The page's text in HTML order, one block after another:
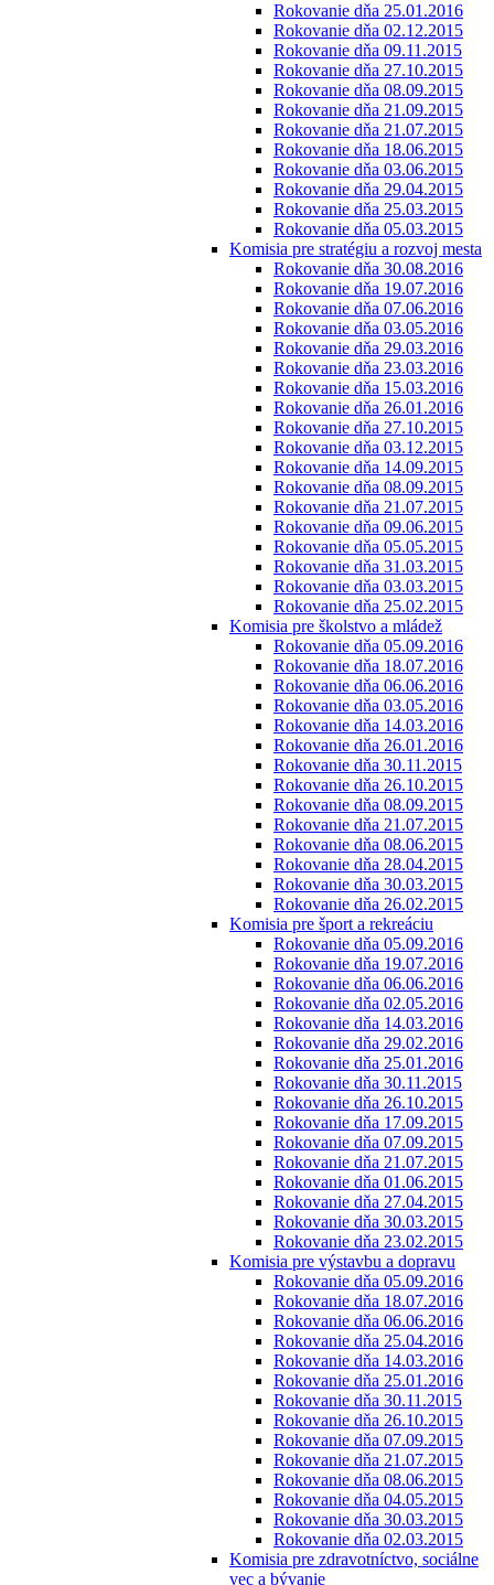
Rokovanie dňa 25.01.2016
Rokovanie dňa 02.12.2015
Rokovanie dňa 09.11.2015
Rokovanie dňa 27.10.2015
Rokovanie dňa 08.09.2015
Rokovanie dňa 21.09.2015
Rokovanie dňa 21.07.2015
Rokovanie dňa 18.06.2015
Rokovanie dňa 03.06.2015
Rokovanie dňa 29.04.2015
Rokovanie dňa 25.03.2015
Rokovanie dňa 05.03.2015
Komisia pre stratégiu a rozvoj mesta
Rokovanie dňa 30.08.2016
Rokovanie dňa 19.07.2016
Rokovanie dňa 07.06.2016
Rokovanie dňa 03.05.2016
Rokovanie dňa 29.03.2016
Rokovanie dňa 23.03.2016
Rokovanie dňa 15.03.2016
Rokovanie dňa 26.01.2016
Rokovanie dňa 27.10.2015
Rokovanie dňa 03.12.2015
Rokovanie dňa 14.09.2015
Rokovanie dňa 08.09.2015
Rokovanie dňa 21.07.2015
Rokovanie dňa 09.06.2015
Rokovanie dňa 05.05.2015
Rokovanie dňa 31.03.2015
Rokovanie dňa 03.03.2015
Rokovanie dňa 25.02.2015
Komisia pre školstvo a mládež
Rokovanie dňa 05.09.2016
Rokovanie dňa 18.07.2016
Rokovanie dňa 06.06.2016
Rokovanie dňa 03.05.2016
Rokovanie dňa 14.03.2016
Rokovanie dňa 26.01.2016
Rokovanie dňa 30.11.2015
Rokovanie dňa 26.10.2015
Rokovanie dňa 08.09.2015
Rokovanie dňa 21.07.2015
Rokovanie dňa 08.06.2015
Rokovanie dňa 28.04.2015
Rokovanie dňa 30.03.2015
Rokovanie dňa 26.02.2015
Komisia pre šport a rekreáciu
Rokovanie dňa 05.09.2016
Rokovanie dňa 19.07.2016
Rokovanie dňa 06.06.2016
Rokovanie dňa 02.05.2016
Rokovanie dňa 14.03.2016
Rokovanie dňa 29.02.2016
Rokovanie dňa 25.01.2016
Rokovanie dňa 30.11.2015
Rokovanie dňa 26.10.2015
Rokovanie dňa 17.09.2015
Rokovanie dňa 07.09.2015
Rokovanie dňa 21.07.2015
Rokovanie dňa 01.06.2015
Rokovanie dňa 27.04.2015
Rokovanie dňa 30.03.2015
Rokovanie dňa 23.02.2015
Komisia pre výstavbu a dopravu
Rokovanie dňa 05.09.2016
Rokovanie dňa 18.07.2016
Rokovanie dňa 06.06.2016
Rokovanie dňa 25.04.2016
Rokovanie dňa 14.03.2016
Rokovanie dňa 25.01.2016
Rokovanie dňa 30.11.2015
Rokovanie dňa 26.10.2015
Rokovanie dňa 07.09.2015
Rokovanie dňa 21.07.2015
Rokovanie dňa 08.06.2015
Rokovanie dňa 04.05.2015
Rokovanie dňa 30.03.2015
Rokovanie dňa 02.03.2015
Komisia pre zdravotníctvo, sociálne
vec a bývanie